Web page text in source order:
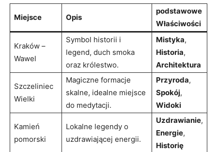
Miejsce Opis
podstawowe
Właściwości
Kraków –
Wawel
Symbol historii​ i
legend, ⁣duch smoka
oraz królestwo.
Mistyka,
Historia,⁤
Architektura
Szczeliniec
Wielki
Magiczne formacje
skalne,‌ idealne miejsce
do medytacji.
Przyroda,
Spokój,
Widoki
Kamień
pomorski
Lokalne legendy o
uzdrawiającej energii.
Uzdrawianie,
Energie,
Historię